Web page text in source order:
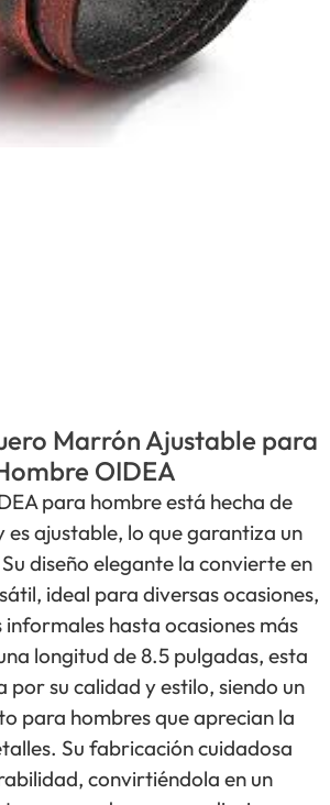
Marrón Ajustable para
OIDEA
para hombre está hecha de
es ajustable, lo que garantiza un
diseño elegante la convierte en
ideal para diversas ocasiones,
informales hasta ocasiones más
longitud de 8.5 pulgadas, esta
por su calidad y estilo, siendo un
para hombres que aprecian la
Su fabricación cuidadosa
convirtiéndola en un